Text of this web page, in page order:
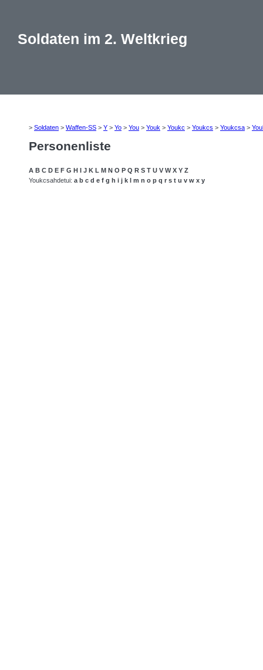
Soldaten im 2. Weltkrieg
> Soldaten > Waffen-SS > Y > Yo > You > Youk > Youkc > Youkcs > Youkcsa >
Personenliste
A B C D E F G H I J K L M N O P Q R S T U V W X Y Z
Youkcsahdetui: a b c d e f g h i j k l m n o p q r s t u v w x y